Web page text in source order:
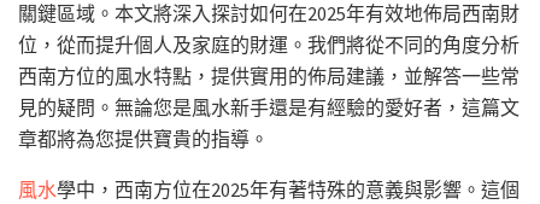
關鍵區域。本文將深入探討如何在2025年有效地佈局西南財
位，從而提升個人及家庭的財運。我們將從不同的角度分析
西南方位的風水特點，提供實用的佈局建議，並解答一些常
見的疑問。無論您是風水新手還是有經驗的愛好者，這篇文
章都將為您提供寶貴的指導。
風水學中，西南方位在2025年有著特殊的意義與影響。這個